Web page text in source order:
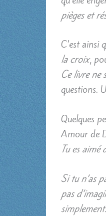
pièges et
C’est ainsi
la croix,
Ce livre ne
questions.
Quelques
Amour de
Tu es
Si tu n’as
pas